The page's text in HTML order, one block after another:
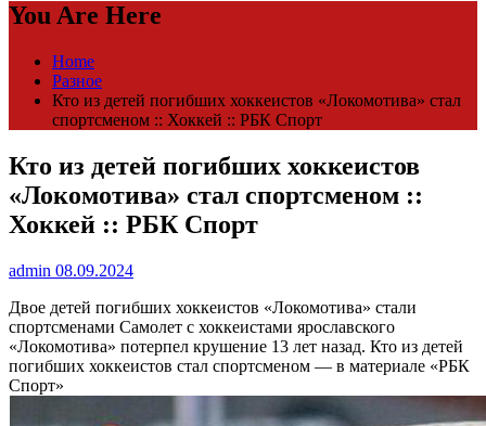
You Are Here
Home
Разное
Кто из детей погибших хоккеистов «Локомотива» стал
спортсменом :: Хоккей :: РБК Спорт
Кто из детей погибших хоккеистов
«Локомотива» стал спортсменом ::
Хоккей :: РБК Спорт
admin 08.09.2024
Двое детей погибших хоккеистов «Локомотива» стали
спортсменами Самолет с хоккеистами ярославского
«Локомотива» потерпел крушение 13 лет назад. Кто из детей
погибших хоккеистов стал спортсменом — в материале «РБК
Спорт»